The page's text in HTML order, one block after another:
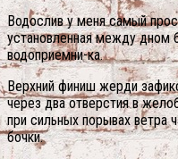
Водослив у меня самый
установленная между дном
водоприемни-ка.
Верхний финиш жерди
через два отверстия в
при сильных порывах ветра
бочки.